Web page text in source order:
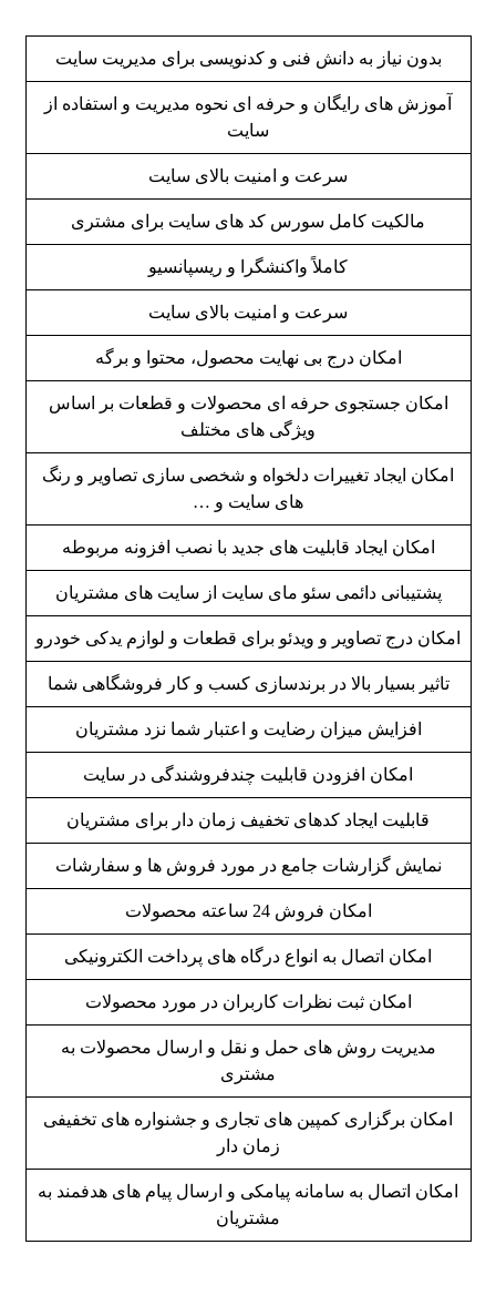
بدون نیاز به دانش فنی و کدنویسی برای مدیریت سایت
آموزش های رایگان و حرفه ای نحوه مدیریت و استفاده از
سایت
سرعت و امنیت بالای سایت
مالکیت کامل سورس کد های سایت برای مشتری
کاملاً واکنشگرا و ریسپانسیو
سرعت و امنیت بالای سایت
امکان درج بی نهایت محصول، محتوا و برگه
امکان جستجوی حرفه ای محصولات و قطعات بر اساس
ویژگی های مختلف
امکان ایجاد تغییرات دلخواه و شخصی سازی تصاویر و رنگ
های سایت و …
امکان ایجاد قابلیت های جدید با نصب افزونه مربوطه
پشتیبانی دائمی سئو مای سایت از سایت های مشتریان
امکان درج تصاویر و ویدئو برای قطعات و لوازم یدکی خودرو
تاثیر بسیار بالا در برندسازی کسب و کار فروشگاهی شما
افزایش میزان رضایت و اعتبار شما نزد مشتریان
امکان افزودن قابلیت چندفروشندگی در سایت
قابلیت ایجاد کدهای تخفیف زمان دار برای مشتریان
نمایش گزارشات جامع در مورد فروش ها و سفارشات
امکان فروش 24 ساعته محصولات
امکان اتصال به انواع درگاه های پرداخت الکترونیکی
امکان ثبت نظرات کاربران در مورد محصولات
مدیریت روش های حمل و نقل و ارسال محصولات به
مشتری
امکان برگزاری کمپین های تجاری و جشنواره های تخفیفی
زمان دار
امکان اتصال به سامانه پیامکی و ارسال پیام های هدفمند به
مشتریان